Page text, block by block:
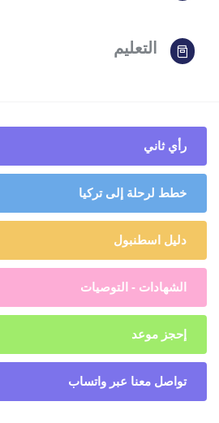
التعليم
رأي ثاني
خطط لرحلة إلى تركيا
دليل اسطنبول
الشهادات - التوصيات
إحجز موعد
تواصل معنا عبر واتساب